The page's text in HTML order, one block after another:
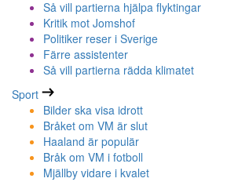
Så vill partierna hjälpa flyktingar
Kritik mot Jomshof
Politiker reser i Sverige
Färre assistenter
Så vill partierna rädda klimatet
Sport
Bilder ska visa idrott
Bråket om VM är slut
Haaland är populär
Bråk om VM i fotboll
Mjällby vidare i kvalet